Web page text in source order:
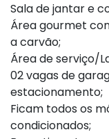
Sala de jantar e
Área gourmet
a carvão;
Área de serviço/
02 vagas de
estacionamento;
Ficam todos os
condicionados;